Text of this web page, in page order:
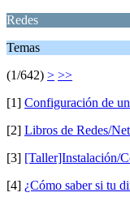
Redes
Temas
(1/642) > >>
[1] Configuración de
[2] Libros de Redes/
[3] [Taller]Instalación/
[4] ¿Cómo saber si tu